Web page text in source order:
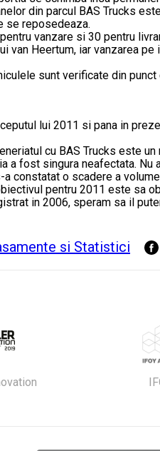
din parcul BAS Trucks
se reposedeaza.
vanzare si 30 pentru
van Heertum, iar vanzarea pe
sunt verificate din
lui 2011 si pana in
cu BAS Trucks este un
a fost singura neafectata. Nu
constatat o scadere a
pentru 2011 este sa
in 2006, speram sa il